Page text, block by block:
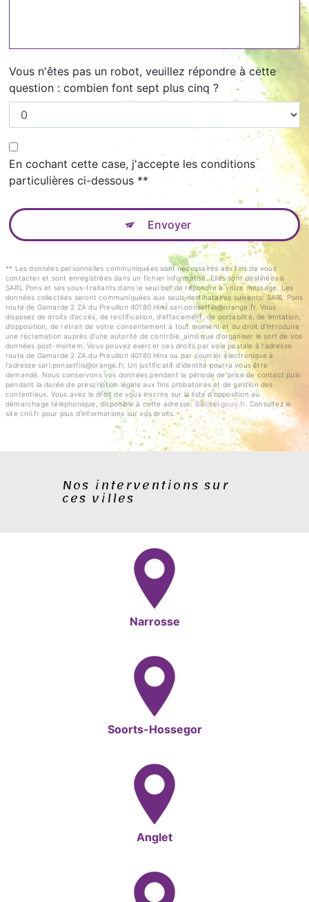
Vous n'êtes pas un robot, veuillez répondre à cette
question : combien font sept plus cinq ?
En cochant cette case, j'accepte les conditions
particulières ci-dessous **
Envoyer
** Les données personnelles communiquées sont nécessaires aux fins de vous
contacter et sont enregistrées dans un fichier informatisé. Elles sont destinées à
SARL Pons et ses sous-traitants dans le seul but de répondre à votre message. Les
données collectées seront communiquées aux seuls destinataires suivants: SARL Pons
route de Gamarde 2 ZA du Preuillon 40180 Hinx sarl.ponsetfils@orange.fr. Vous
disposez de droits d’accès, de rectification, d’effacement, de portabilité, de limitation,
d’opposition, de retrait de votre consentement à tout moment et du droit d’introduire
une réclamation auprès d’une autorité de contrôle, ainsi que d’organiser le sort de vos
données post-mortem. Vous pouvez exercer ces droits par voie postale à l'adresse
route de Gamarde 2 ZA du Preuillon 40180 Hinx ou par courrier électronique à
l'adresse sarl.ponsetfils@orange.fr. Un justificatif d'identité pourra vous être
demandé. Nous conservons vos données pendant la période de prise de contact puis
pendant la durée de prescription légale aux fins probatoires et de gestion des
contentieux. Vous avez le droit de vous inscrire sur la liste d'opposition au
démarchage téléphonique, disponible à cette adresse:Bloctel.gouv.fr. Consultez le
site cnil.fr pour plus d’informations sur vos droits.
Nos interventions sur
ces villes
Narrosse
Soorts-Hossegor
Anglet